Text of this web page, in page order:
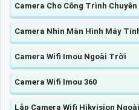
Camera Cho Công Trình Chuyên
Camera Nhìn Màn Hình Máy
Camera Wifi Imou Ngoài Trời
Camera Wifi Imou 360
Lắp Camera Wifi Hikvision